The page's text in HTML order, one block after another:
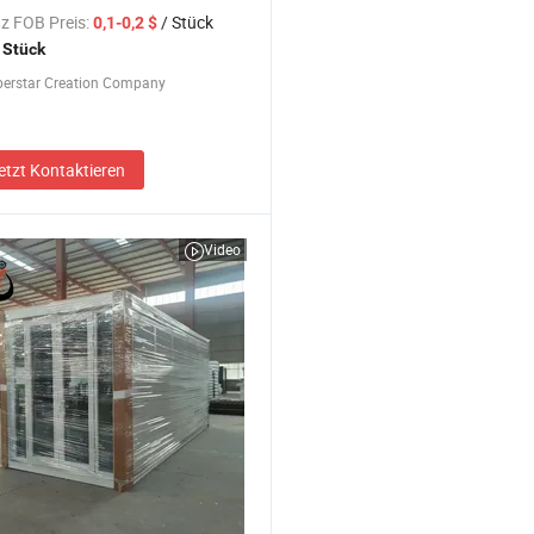
LED-
Polyresin
Fabrik
FOB Preis:0,1-0,2 $/ Stück
Stück
Creation Company
Kontaktieren
Video